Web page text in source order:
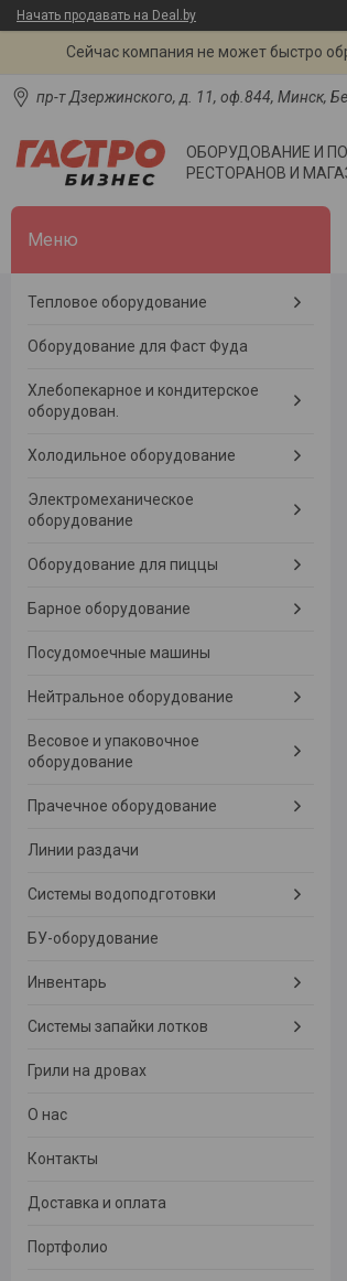
Начать продавать на Deal.by
Сейчас компания не может быстро
пр-т Дзержинского, д. 11, оф.844, Минск,
ОБОРУДОВАНИЕ И
РЕСТОРАНОВ И
Тепловое оборудование
Оборудование для Фаст Фуда
Хлебопекарное и кондитерское
оборудован.
Холодильное оборудование
Электромеханическое
оборудование
Оборудование для пиццы
Барное оборудование
Посудомоечные машины
Нейтральное оборудование
Весовое и упаковочное
оборудование
Прачечное оборудование
Линии раздачи
Системы водоподготовки
БУ-оборудование
Инвентарь
Системы запайки лотков
Грили на дровах
О нас
Контакты
Доставка и оплата
Портфолио